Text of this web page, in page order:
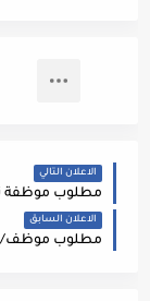
الاعلان التالي
الاعلان السابق